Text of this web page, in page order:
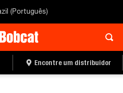
(Português)
Encontre um distribuidor
ENCONTRE UM